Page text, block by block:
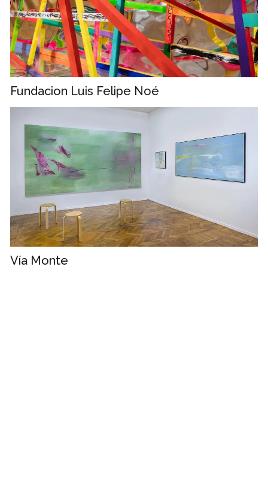
Fundacion Luis Felipe Noé
Vía Monte